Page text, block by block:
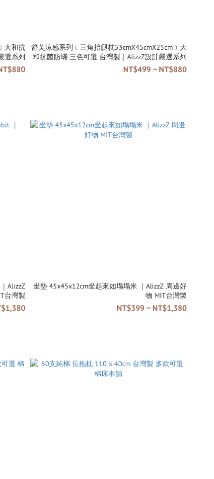
大和抗
計嚴選系列
舒芙涼感系列﹝三角抬腿枕53cmX45cmX25cm﹞大
和抗菌防蟎 三色可選 台灣製｜AlizzZ設計嚴選系列
NT$499 ~ NT$880
AlizzZ
台灣製
坐墊 45x45x12cm坐起來如塌塌米 ｜AlizzZ 周邊好
物 MIT台灣製
NT$399 ~ NT$1,380